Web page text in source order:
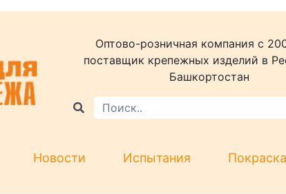
Оптово-розничная компания c
поставщик крепежных изделий в
Башкортостан
Новости Испытания Покраска